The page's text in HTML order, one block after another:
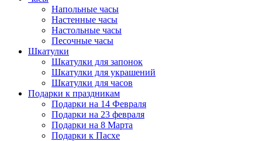
Напольные часы
Настенные часы
Настольные часы
Песочные часы
Шкатулки
Шкатулки для запонок
Шкатулки для украшений
Шкатулки для часов
Подарки к праздникам
Подарки на 14 Февраля
Подарки на 23 февраля
Подарки на 8 Марта
Подарки к Пасхе